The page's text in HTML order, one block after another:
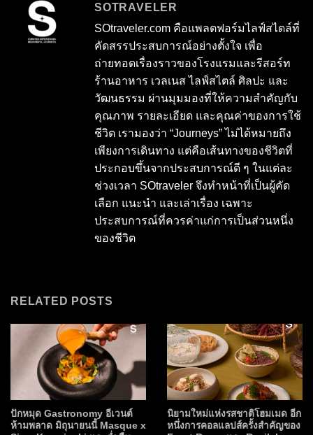
SOTRAVELER
SOtraveler.com คือแพลตฟอร์มไลฟ์สไตล์ที่
คัดสรรประสบการณ์อย่างตั้งใจ เพื่อ
ถ่ายทอดเรื่องราวของโรงแรมและรีสอร์ท
ร้านอาหาร เวลเนส ไลฟ์สไตล์ ศิลปะ และ
วัฒนธรรม ผ่านมุมมองที่ให้ความสำคัญกับ
คุณภาพ รายละเอียด และคุณค่าของการใช้
ชีวิต เรามองว่า “Journeys” ไม่ได้หมายถึง
เพียงการเดินทาง แต่คือเส้นทางของชีวิตที่
ประกอบขึ้นจากประสบการณ์ดี ๆ ในแต่ละ
ช่วงเวลา SOtraveler จึงทำหน้าที่เป็นผู้คัด
เลือก แนะนำ และเล่าเรื่อง เฉพาะ
ประสบการณ์ที่ควรค่าแก่การเป็นส่วนหนึ่ง
ของชีวิต
RELATED POSTS
ปักหมุด Gastronomy อีเวนต์
ห้ามพลาด มิถุนายนนี้ Masque x
นิยามใหม่แห่งรสชาติโฮมเมด อีก
หนึ่งการคอลแลปส์ครั้งสำคัญของ